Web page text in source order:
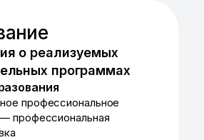
о реализуемых
программах
профессиональное
профессиональная